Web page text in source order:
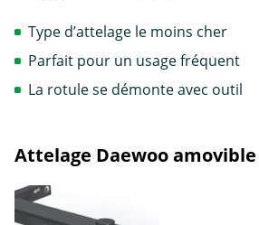
Type d’attelage le moins cher
Parfait pour un usage fréquent
La rotule se démonte avec outil
Attelage Daewoo amovible